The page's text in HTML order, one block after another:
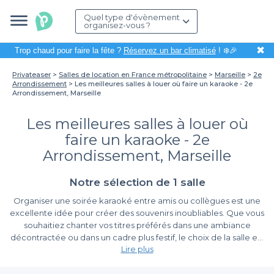
Quel type d'évènement
organisez-vous ?
Trop chaud pour faire la fête ? Réservez un bar climatisé! ❄️🎉 ✖
Privateaser Salles de location en France métropolitaine Marseille
2e
Arrondissement
Les meilleures salles à louer où faire un karaoke - 2e
Arrondissement, Marseille
Les meilleures salles à louer où
faire un karaoke - 2e
Arrondissement, Marseille
Notre sélection de 1 salle
Organiser une soirée karaoké entre amis ou collègues est une
excellente idée pour créer des souvenirs inoubliables. Que vous
souhaitiez chanter vos titres préférés dans une ambiance
décontractée ou dans un cadre plus festif, le choix de la salle est
essentiel. Dans le 2e arrondissement de Marseille, vous allez
Lire plus